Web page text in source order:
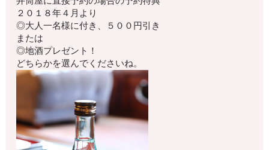
２０１８年４月より
◎大人一名様に付き、５００円引き
または
◎地酒プレゼント！
どちらかを選んでくださいね。